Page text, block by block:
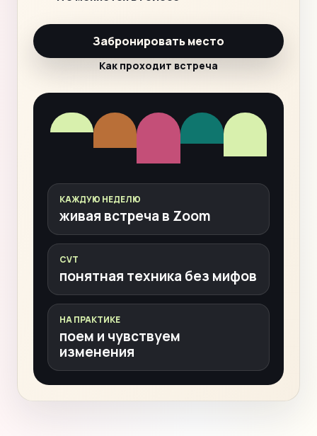
Забронировать место
Как проходит встреча
КАЖДУЮ НЕДЕЛЮ
живая встреча в Zoom
CVT
понятная техника без мифов
НА ПРАКТИКЕ
поем и чувствуем
изменения